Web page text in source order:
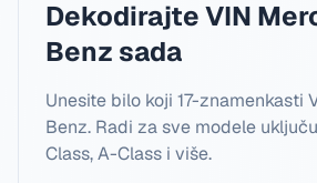
Dekodirajte VIN
Benz sada
Unesite bilo koji 17-znamenkasti
Benz. Radi za sve modele
Class, A-Class i više.